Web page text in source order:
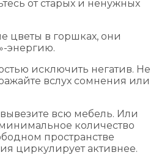
от старых и ненужных
цветы в горшках, они
энергию.
исключить негатив. Не
вслух сомнения или
всю мебель. Или
минимальное количество
пространстве
циркулирует активнее.